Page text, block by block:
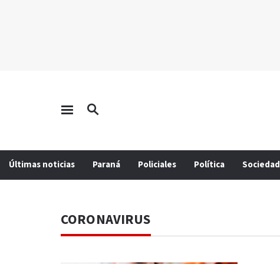
Últimas noticias Paraná Policiales Política Sociedad
CORONAVIRUS